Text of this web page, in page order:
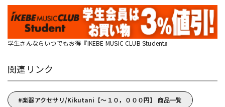
学生さんならいつでもお得『IKEBE MUSIC CLUB Student』
関連リンク
楽器アクセサリ/Kikutani【～１０，０００円】 商品一覧